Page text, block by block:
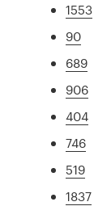
1553
90
689
906
404
746
519
1837